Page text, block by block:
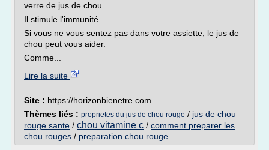
verre de jus de chou.
Il stimule l'immunité
Si vous ne vous sentez pas dans votre assiette, le jus de
chou peut vous aider.
Comme...
Lire la suite
Site : https://horizonbienetre.com
Thèmes liés : proprietes du jus de chou rouge / jus de chou
rouge sante / chou vitamine c / comment preparer les
chou rouges / preparation chou rouge